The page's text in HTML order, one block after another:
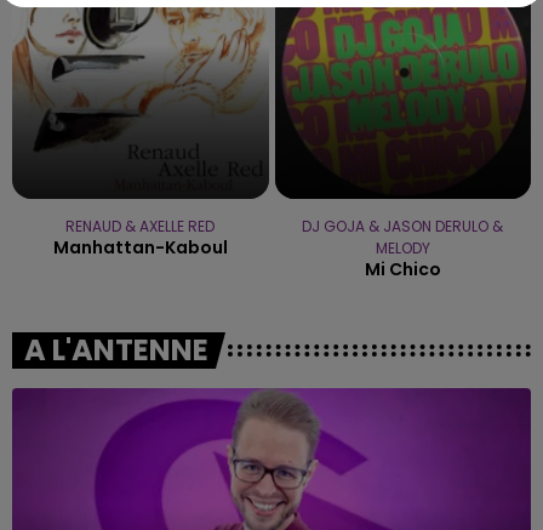
RENAUD & AXELLE RED
Manhattan-Kaboul
DJ GOJA & JASON DERULO &
MELODY
Mi Chico
A L'ANTENNE